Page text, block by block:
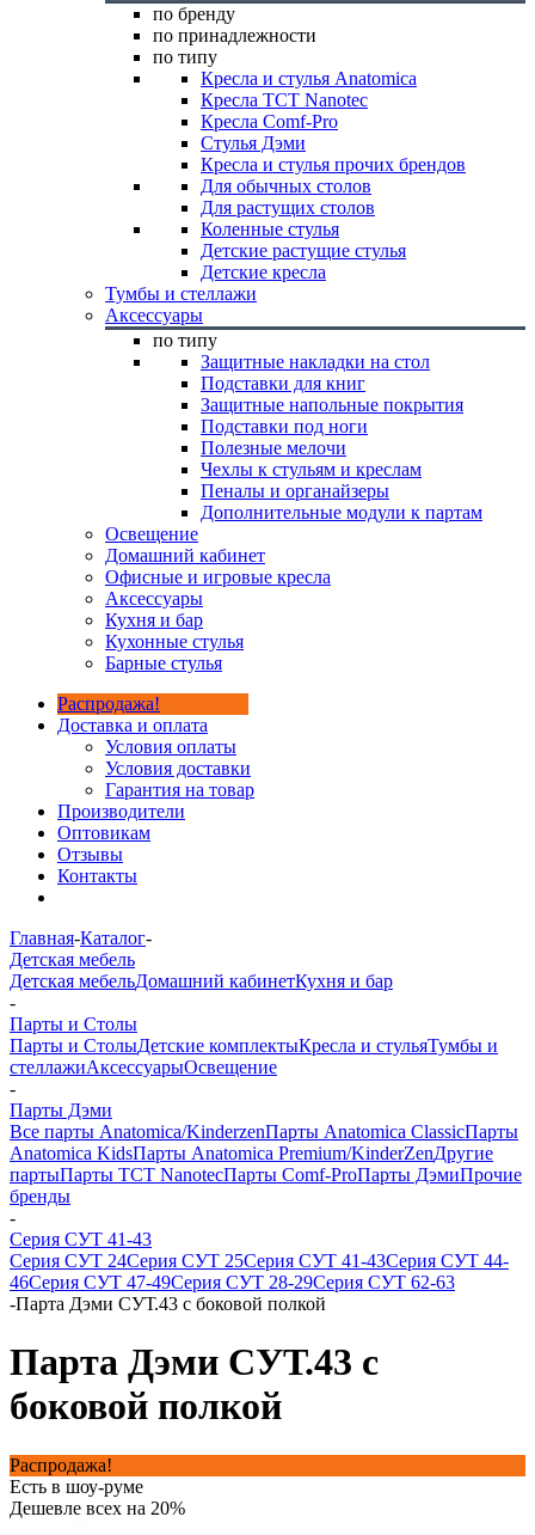
по бренду
по принадлежности
по типу
Кресла и стулья Anatomica
Кресла TCT Nanotec
Кресла Comf-Pro
Стулья Дэми
Кресла и стулья прочих брендов
Для обычных столов
Для растущих столов
Коленные стулья
Детские растущие стулья
Детские кресла
Тумбы и стеллажи
Аксессуары
по типу
Защитные накладки на стол
Подставки для книг
Защитные напольные покрытия
Подставки под ноги
Полезные мелочи
Чехлы к стульям и креслам
Пеналы и органайзеры
Дополнительные модули к партам
Освещение
Домашний кабинет
Офисные и игровые кресла
Аксессуары
Кухня и бар
Кухонные стулья
Барные стулья
Распродажа!
Доставка и оплата
Условия оплаты
Условия доставки
Гарантия на товар
Производители
Оптовикам
Отзывы
Контакты
Главная-Каталог-
Детская мебель
Детская мебельДомашний кабинетКухня и бар
-
Парты и Столы
Парты и СтолыДетские комплектыКресла и стульяТумбы и
стеллажиАксессуарыОсвещение
-
Парты Дэми
Все парты Anatomica/KinderzenПарты Anatomica ClassicПарты
Anatomica KidsПарты Anatomica Premium/KinderZenДругие
партыПарты TCT NanotecПарты Comf-ProПарты ДэмиПрочие
бренды
-
Серия СУТ 41-43
Серия СУТ 24Серия СУТ 25Серия СУТ 41-43Серия СУТ 44-
46Серия СУТ 47-49Серия СУТ 28-29Серия СУТ 62-63
-Парта Дэми СУТ.43 с боковой полкой
Парта Дэми СУТ.43 с
боковой полкой
Распродажа!
Есть в шоу-руме
Дешевле всех на 20%